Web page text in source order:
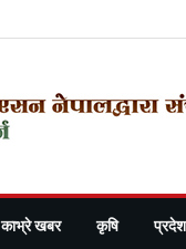
काभ्रे खबर कृषि